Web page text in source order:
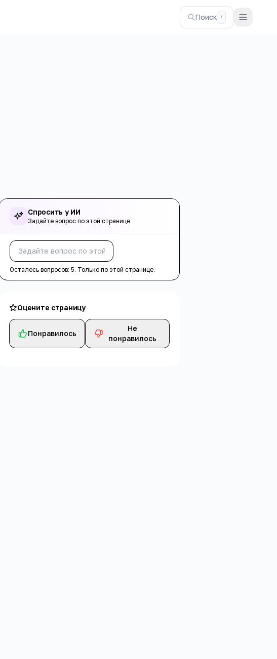
Поиск /
Спросить у ИИ
Задайте вопрос по этой странице
Осталось вопросов:5. Только по этой странице.
Оцените страницу
Понравилось
Не
понравилось